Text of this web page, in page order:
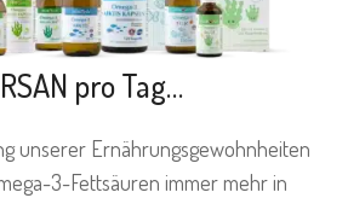
pro Tag…
unserer Ernährungsgewohnheiten
3-Fettsäuren immer mehr in